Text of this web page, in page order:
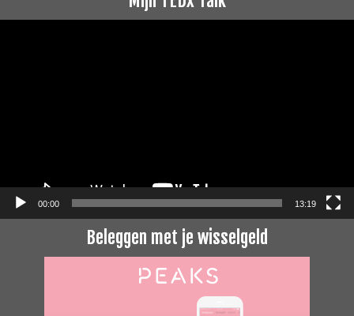
00:00 13:19
Beleggen met je wisselgeld